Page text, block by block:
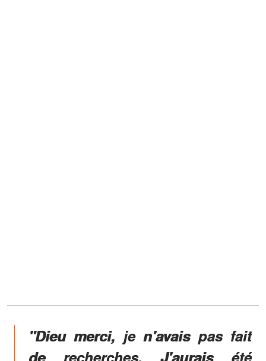
"Dieu merci, je n'avais pas fait
de recherches. J'aurais été